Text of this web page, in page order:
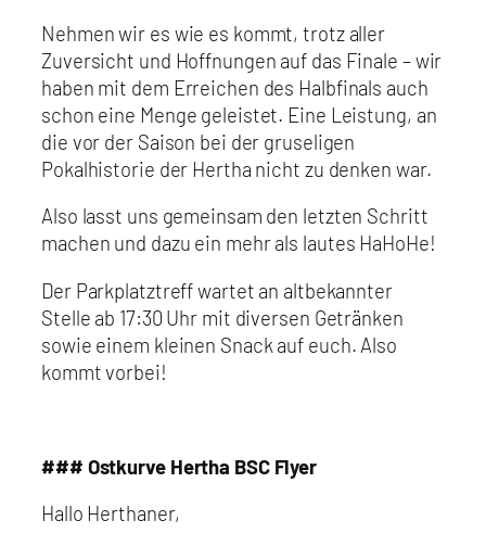
Nehmen wir es wie es kommt, trotz aller
Zuversicht und Hoffnungen auf das Finale – wir
haben mit dem Erreichen des Halbfinals auch
schon eine Menge geleistet. Eine Leistung, an
die vor der Saison bei der gruseligen
Pokalhistorie der Hertha nicht zu denken war.
Also lasst uns gemeinsam den letzten Schritt
machen und dazu ein mehr als lautes HaHoHe!
Der Parkplatztreff wartet an altbekannter
Stelle ab 17:30 Uhr mit diversen Getränken
sowie einem kleinen Snack auf euch. Also
kommt vorbei!
### Ostkurve Hertha BSC Flyer
Hallo Herthaner,